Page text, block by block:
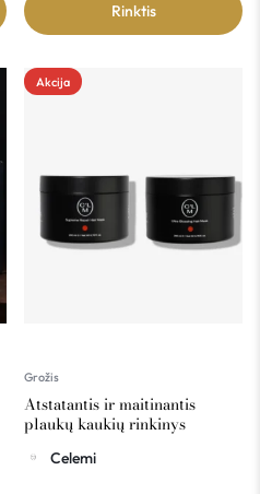
Rinktis
Akcija
Grožis
Atstatantis ir maitinantis
plaukų kaukių rinkinys
Celemi